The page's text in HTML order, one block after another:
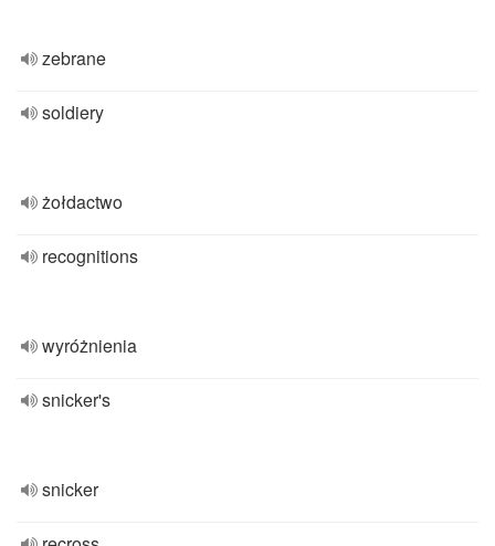
zebrane
soldiery
żołdactwo
recognitions
wyróżnienia
snicker's
snicker